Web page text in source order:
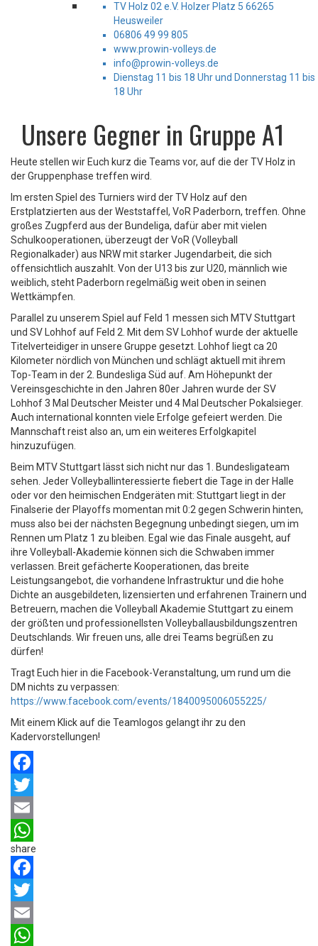
TV Holz 02 e.V. Holzer Platz 5 66265
Heusweiler
06806 49 99 805
www.prowin-volleys.de
info@prowin-volleys.de
Dienstag 11 bis 18 Uhr und Donnerstag 11 bis
18 Uhr
Unsere Gegner in Gruppe A1
Heute stellen wir Euch kurz die Teams vor, auf die der TV Holz in
der Gruppenphase treffen wird.
Im ersten Spiel des Turniers wird der TV Holz auf den
Erstplatzierten aus der Weststaffel, VoR Paderborn, treffen. Ohne
großes Zugpferd aus der Bundeliga, dafür aber mit vielen
Schulkooperationen, überzeugt der VoR (Volleyball
Regionalkader) aus NRW mit starker Jugendarbeit, die sich
offensichtlich auszahlt. Von der U13 bis zur U20, männlich wie
weiblich, steht Paderborn regelmäßig weit oben in seinen
Wettkämpfen.
Parallel zu unserem Spiel auf Feld 1 messen sich MTV Stuttgart
und SV Lohhof auf Feld 2. Mit dem SV Lohhof wurde der aktuelle
Titelverteidiger in unsere Gruppe gesetzt. Lohhof liegt ca 20
Kilometer nördlich von München und schlägt aktuell mit ihrem
Top-Team in der 2. Bundesliga Süd auf. Am Höhepunkt der
Vereinsgeschichte in den Jahren 80er Jahren wurde der SV
Lohhof 3 Mal Deutscher Meister und 4 Mal Deutscher Pokalsieger.
Auch international konnten viele Erfolge gefeiert werden. Die
Mannschaft reist also an, um ein weiteres Erfolgkapitel
hinzuzufügen.
Beim MTV Stuttgart lässt sich nicht nur das 1. Bundesligateam
sehen. Jeder Volleyballinteressierte fiebert die Tage in der Halle
oder vor den heimischen Endgeräten mit: Stuttgart liegt in der
Finalserie der Playoffs momentan mit 0:2 gegen Schwerin hinten,
muss also bei der nächsten Begegnung unbedingt siegen, um im
Rennen um Platz 1 zu bleiben. Egal wie das Finale ausgeht, auf
ihre Volleyball-Akademie können sich die Schwaben immer
verlassen. Breit gefächerte Kooperationen, das breite
Leistungsangebot, die vorhandene Infrastruktur und die hohe
Dichte an ausgebildeten, lizensierten und erfahrenen Trainern und
Betreuern, machen die Volleyball Akademie Stuttgart zu einem
der größten und professionellsten Volleyballausbildungszentren
Deutschlands. Wir freuen uns, alle drei Teams begrüßen zu
dürfen!
Tragt Euch hier in die Facebook-Veranstaltung, um rund um die
DM nichts zu verpassen:
https://www.facebook.com/events/1840095006055225/
Mit einem Klick auf die Teamlogos gelangt ihr zu den
Kadervorstellungen!
Facebook
Twitter
Email
WhatsApp
share
Facebook
Twitter
Email